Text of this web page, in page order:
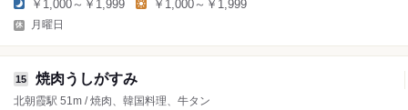
￥1,000～￥1,999 ￥1,000～￥1,999
月曜日
15 焼肉うしがすみ
北朝霞駅 51m / 焼肉、韓国料理、牛タン